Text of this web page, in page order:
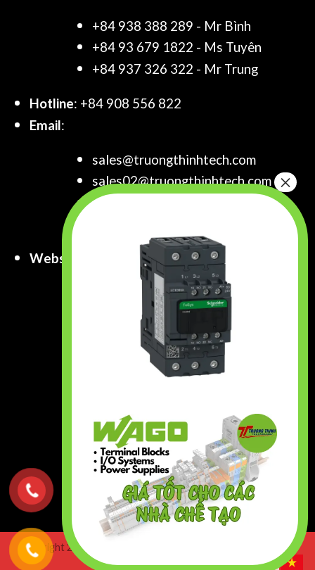
+84 938 388 289 - Mr Bình
+84 93 679 1822 - Ms Tuyên
+84 937 326 322 - Mr Trung
Hotline: +84 908 556 822
Email:
sales@truongthinhtech.com
sales02@truongthinhtech.com
sales03@truongthinhtech.com
Website
www.truongthinhtech.com
www.components.com.vn
Copyright 2026 ©
Truong Thinh Technology & Engineering
Co.,Ltd. All right Reserved.